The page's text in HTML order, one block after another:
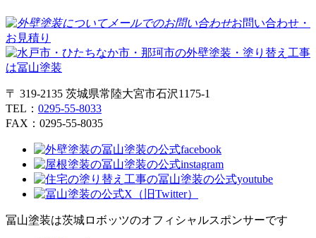
お問い合わせ・
お見積り
〒 319-2135 茨城県常陸大宮市石沢1175-1
TEL： 0295-55-8033
FAX：0295-55-8035
冨山塗装は茨城ロボッツのオフィシャルスポンサーです